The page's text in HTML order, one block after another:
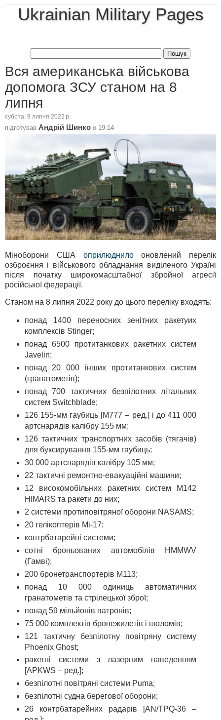
Ukrainian Military Pages
Вся американська військова
допомога ЗСУ станом на 8
липня
субота, 9 липня 2022 р.
підготував Андрій Шинко о 19:14
Міноборони США оприлюднилооновлений перелік
озброєння і військового обладнання виділеного Україні
після початку широкомасштабної збройної агресії
російської федерації.
Станом на 8 липня 2022 року до цього переліку входять:
понад 1400 переносних зенітних ракетyих
комплексів Stinger;
понад 6500 протитанкових ракетних систем
Javelin;
понад 20 000 інших протитанкових систем
(гранатометів);
понад 700 тактичних безпілотних літальних
систем Switchblade;
126 155-мм гаубиць [M777 – ред.] і до 411 000
артснарядів калібру 155 мм;
126 тактичних транспортних засобів (тягачів)
для буксирування 155-мм гаубиць;
30 000 артснарядів калібру 105 мм;
22 тактичні ремонтно-евакуаційні машини;
12 високомобільних ракетних систем M142
HIMARS та ракети до них;
2 системи протиповітряної оборони NASAMS;
20 гелікоптерів Мі-17;
контрбатарейні системи;
сотні броньованих автомобілів HMMWV
(Гамві);
200 бронетранспортерів М113;
понад 10 000 одиниць автоматичних
гранатометів та стрілецької зброї;
понад 59 мільйонів патронів;
75 000 комплектів бронежилетів і шоломів;
121 тактичну безпілотну повітряну систему
Phoenix Ghost;
ракетні системи з лазерним наведенням
[APKWS – ред.];
безпілотні повітряні системи Puma;
безпілотні судна берегової оборони;
26 контрбатарейних радарів [AN/TPQ-36 –